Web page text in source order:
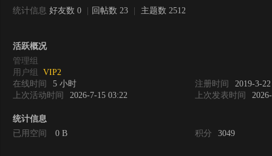
统计信息 好友数 0 回帖数 23 主题数 2512
活跃概况
管理组
用户组 VIP2
在线时间
5 小时 注册时间
2019-3-
上次活动时间
2026-7-15 03:22 上次发表时间
统计信息
已用空间
0 B 积分 3049